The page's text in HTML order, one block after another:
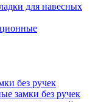
для навесных
без ручек
замки без ручек